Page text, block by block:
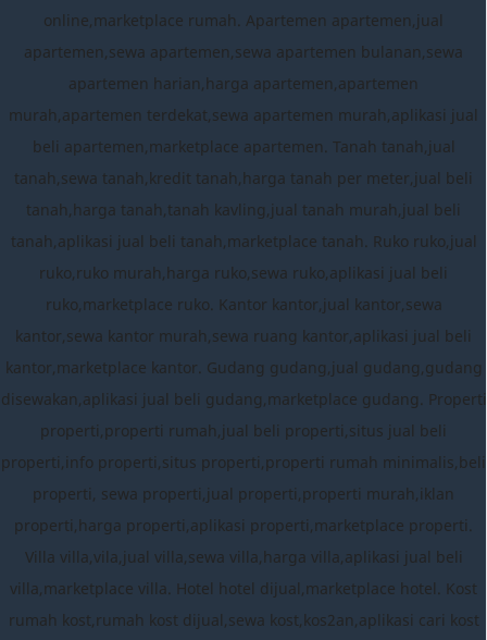
online,marketplace rumah. Apartemen apartemen,jual
apartemen,sewa apartemen,sewa apartemen bulanan,sewa
apartemen harian,harga apartemen,apartemen
murah,apartemen terdekat,sewa apartemen murah,aplikasi jual
beli apartemen,marketplace apartemen. Tanah tanah,jual
tanah,sewa tanah,kredit tanah,harga tanah per meter,jual beli
tanah,harga tanah,tanah kavling,jual tanah murah,jual beli
tanah,aplikasi jual beli tanah,marketplace tanah. Ruko ruko,jual
ruko,ruko murah,harga ruko,sewa ruko,aplikasi jual beli
ruko,marketplace ruko. Kantor kantor,jual kantor,sewa
kantor,sewa kantor murah,sewa ruang kantor,aplikasi jual beli
kantor,marketplace kantor. Gudang gudang,jual gudang,gudang
disewakan,aplikasi jual beli gudang,marketplace gudang. Properti
properti,properti rumah,jual beli properti,situs jual beli
properti,info properti,situs properti,properti rumah minimalis,beli
properti, sewa properti,jual properti,properti murah,iklan
properti,harga properti,aplikasi properti,marketplace properti.
Villa villa,vila,jual villa,sewa villa,harga villa,aplikasi jual beli
villa,marketplace villa. Hotel hotel dijual,marketplace hotel. Kost
rumah kost,rumah kost dijual,sewa kost,kos2an,aplikasi cari kost